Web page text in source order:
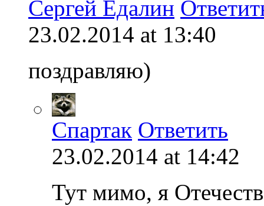
Сергей Едалин
23.02.2014 at 13:40
поздравляю)
Спартак Ответить
23.02.2014 at 14:42
Тут мимо, я